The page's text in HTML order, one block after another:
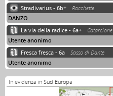
Stradivarius - 6b+
Rocchette
DANZO
La via della radice - 6a+
Catarcione
Utente anonimo
Fresca fresca - 6a
Sasso di Dante
Utente anonimo
In evidenza in Sud Europa